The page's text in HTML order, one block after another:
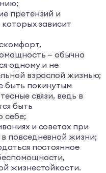
претензий и
зависит
— обычно
одному и не
взрослой жизнью;
быть покинутым
связи, ведь в
быть
себе;
и советах при
повседневной жизни;
постоянное
жизнестойкости.